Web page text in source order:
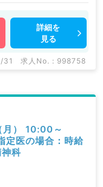
詳細を
見る
31 求人No. : 998758
） 10:00～
医の場合：時給
科